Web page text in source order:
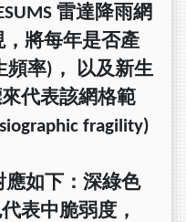
雷達降雨網
，將每年是否產
頻率)， 以及新生
代表該網格範
fragility)
應如下：深綠色
表中脆弱度，